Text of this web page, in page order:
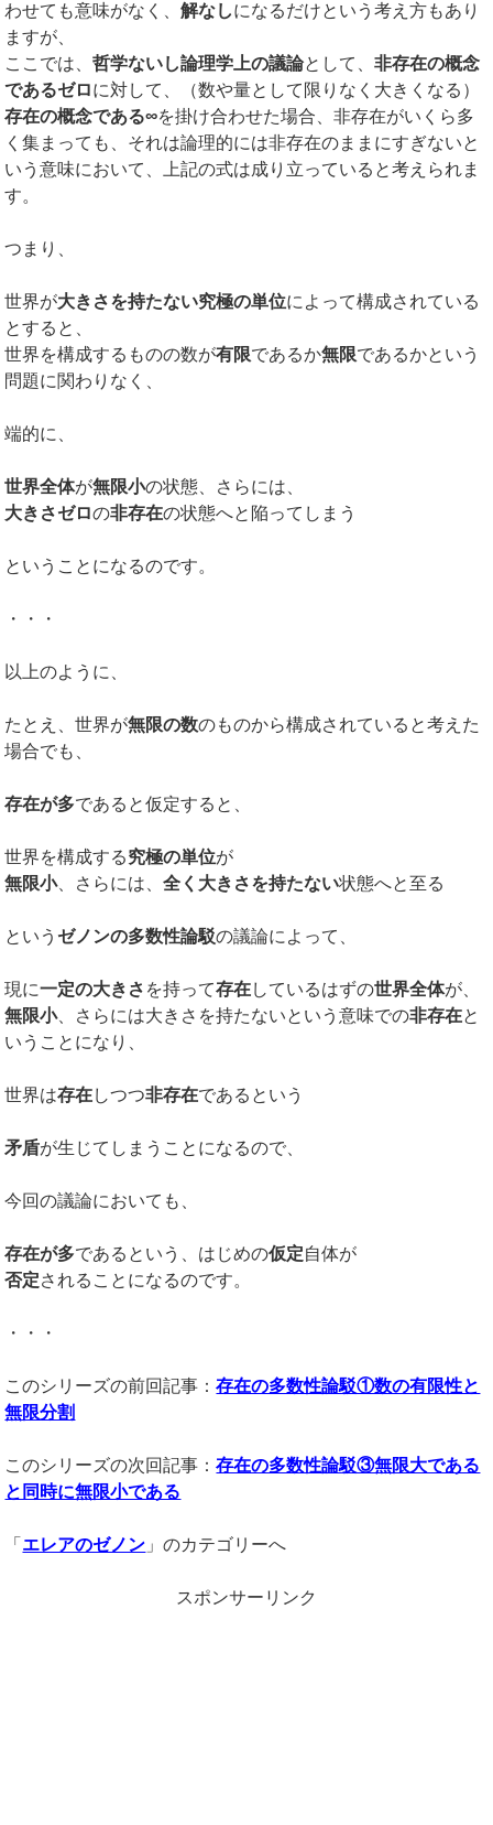
わせても意味がなく、解なしになるだけという考え方もあり
ますが、
ここでは、哲学ないし論理学上の議論として、非存在の概念
であるゼロに対して、（数や量として限りなく大きくなる）
存在の概念である∞を掛け合わせた場合、非存在がいくら多
く集まっても、それは論理的には非存在のままにすぎないと
いう意味において、上記の式は成り立っていると考えられま
す。
つまり、
世界が大きさを持たない究極の単位によって構成されている
とすると、
世界を構成するものの数が有限であるか無限であるかという
問題に関わりなく、
端的に、
世界全体が無限小の状態、さらには、
大きさゼロの非存在の状態へと陥ってしまう
ということになるのです。
・・・
以上のように、
たとえ、世界が無限の数のものから構成されていると考えた
場合でも、
存在が多であると仮定すると、
世界を構成する究極の単位が
無限小、さらには、全く大きさを持たない状態へと至る
というゼノンの多数性論駁の議論によって、
現に一定の大きさ を持って存在しているはずの世界全体が、
無限小、さらには大きさを持たないという意味での非存在と
いうことになり、
世界は存在しつつ非存在であるという
矛盾が生じてしまうことになるので、
今回の議論においても、
存在が多であるという、はじめの仮定自体が
否定されることになるのです。
・・・
このシリーズの前回記事：存在の多数性論駁①数の有限性と
無限分割
このシリーズの次回記事：存在の多数性論駁③無限大である
と同時に無限小である
「 エレアのゼノン 」のカテゴリーへ
スポンサーリンク